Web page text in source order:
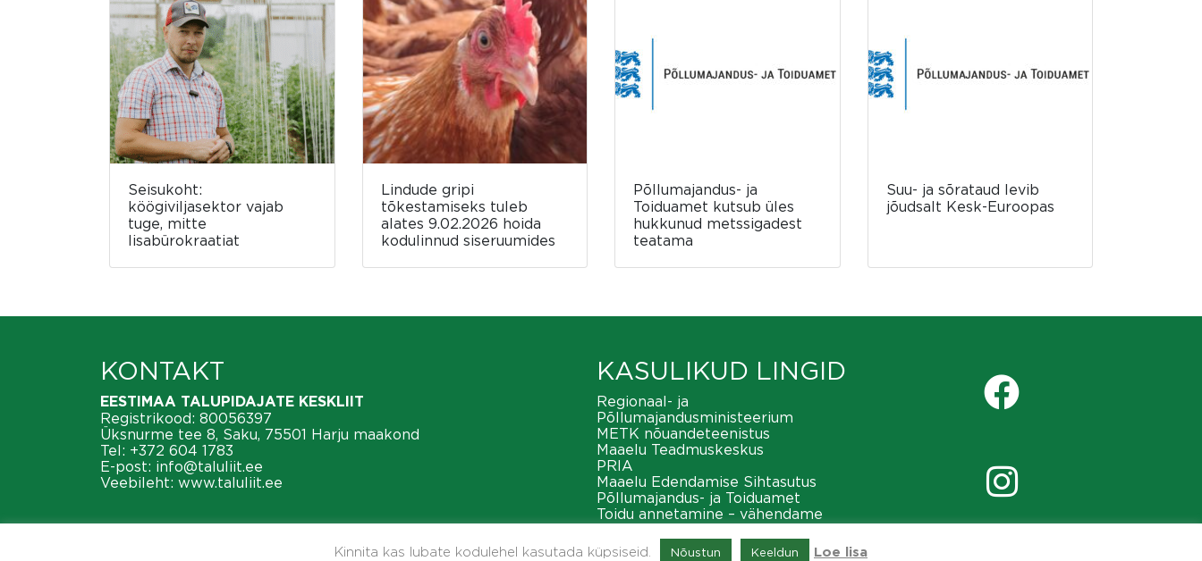
Seisukoht:
köögiviljasektor vajab
tuge, mitte
lisabürokraatiat
Lindude gripi
tõkestamiseks tuleb
alates 9.02.2026 hoida
kodulinnud siseruumides
Põllumajandus- ja
Toiduamet kutsub üles
hukkunud metssigadest
teatama
Suu- ja sõrataud levib
jõudsalt Kesk-Euroopas
KONTAKT
EESTIMAA TALUPIDAJATE KESKLIIT
Registrikood: 80056397
Üksnurme tee 8, Saku, 75501 Harju maakond
Tel: +372 604 1783
E-post: info@taluliit.ee
Veebileht: www.taluliit.ee
KASULIKUD LINGID
Regionaal- ja
Põllumajandusministeerium
METK nõuandeteenistus
Maaelu Teadmuskeskus
PRIA
Maaelu Edendamise Sihtasutus
Põllumajandus- ja Toiduamet
Toidu annetamine – vähendame
METK maaeluvõrgustik
Kinnita kas lubate kodulehel kasutada küpsiseid. Nõustun Keeldun Loe lisa